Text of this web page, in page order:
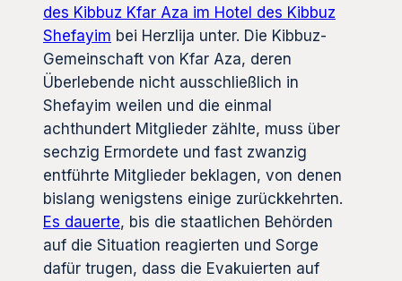
des Kibbuz Kfar Aza im Hotel des Kibbuz
Shefayim bei Herzlija unter. Die Kibbuz-
Gemeinschaft von Kfar Aza, deren
Überlebende nicht ausschließlich in
Shefayim weilen und die einmal
achthundert Mitglieder zählte, muss über
sechzig Ermordete und fast zwanzig
entführte Mitglieder beklagen, von denen
bislang wenigstens einige zurückkehrten.
Es dauerte, bis die staatlichen Behörden
auf die Situation reagierten und Sorge
dafür trugen, dass die Evakuierten auf